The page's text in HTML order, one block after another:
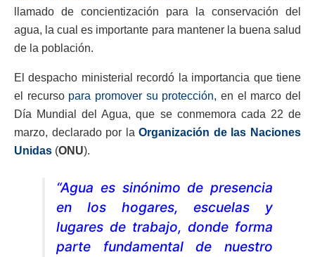
llamado de concientización para la conservación del
agua, la cual es importante para mantener la buena salud
de la población.
El despacho ministerial recordó la importancia que tiene
el recursopara promover su protección, en el marco del
Día Mundial del Agua, que se conmemora cada 22 de
marzo, declarado por laOrganización de las Naciones
Unidas (ONU).
“Agua es sinónimo de presencia
en los hogares, escuelas y
lugares de trabajo, donde forma
parte fundamental de nuestro